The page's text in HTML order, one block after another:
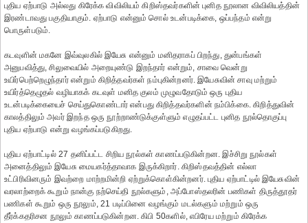
புதிய ஏற்பாடு அல்லது கிரேக்க விவிலியம் கிறிஸ்தவர்களின் புனித நூலான விவிலியத்தின்
இரண்டாவது பகுதியாகும். ஏற்பாடு என்னும் சொல் உடன்படிக்கை, ஒப்பந்தம் என்று
பொருள்படும்.
கடவுளின் மகனே இவ்வுலகில் இயேசு என்னும் மனிதராகப் பிறந்து, துன்பங்கள்
அனுபவித்து, சிலுவையில் அறையுண்டு இறந்தார் என்றும், சாவை வென்று
உயிர்பெற்றெழுந்தார் என்றும் கிறித்தவர்கள் நம்புகின்றனர். இயேசுவின் சாவு மற்றும்
உயிர்த்தெழுதல் வழியாகக் கடவுள் மனித குலம் முழுவதோடும் ஒரு புதிய
உடன்படிக்கையைச் செய்துகொண்டார் என்பது கிறித்தவர்களின் நம்பிக்கை. கிறித்துவின்
காலத்திலும் அவர் இறந்த ஒரு நூற்றாண்டுக்குள்ளும் எழுதப்பட்ட புனித நூல்தொகுப்பு
புதிய ஏற்பாடு என்று வழங்கப்படுகிறது.
புதிய ஏற்பாட்டில் 27 தனிப்பட்ட சிறிய நூல்கள் காணப்படுகின்றன. இச்சிறு நூல்கள்
அனைத்திலும் இயேசு மையகர்த்தாவாக இருக்கிறார். கிறிஸ்தவத்தின் எல்லா
உட்பிரிவினரும் இவற்றை மாற்றமின்றி ஏற்றுக்கொள்கின்றனர். புதிய ஏற்பாட்டில் இயேசுவின்
வரலாற்றைக் கூறும் நான்கு நற்செய்தி நூல்களும், அப்போஸ்தலரின் பணிகள் திருத்தூதர்
பணிகள் கூறும் ஒரு நூலும், 21 படிப்பினை வழங்கும் மடல்களும் மற்றும் ஒரு
தீர்க்கதரிசன நூலும் காணப்படுகின்றன. கிபி 50களில், எபிரேய மற்றும் கிரேக்க